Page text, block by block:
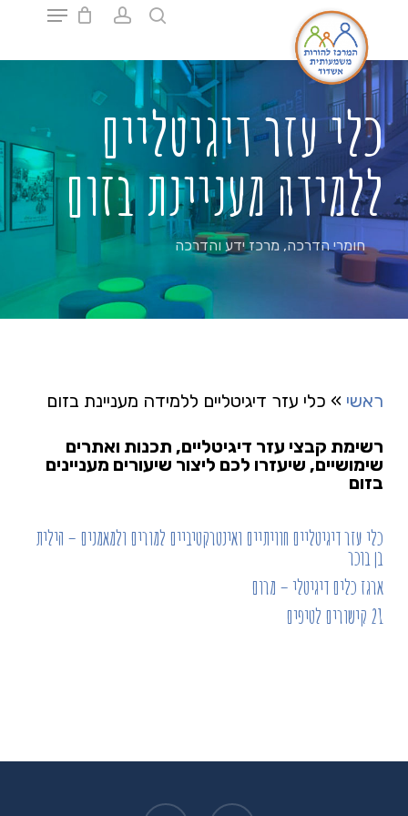
content
כלי עזר דיגיטליים
ללמידה מעניינת בזום
חומרי הדרכה, מרכז ידע והדרכה
ראשי » כלי עזר דיגיטליים ללמידה מעניינת בזום
רשימת קבצי עזר דיגיטליים, תכנות ואתרים
שימושיים, שיעזרו לכם ליצור שיעורים מעניינים
בזום
כלי עזר דיגיטליים חוויתיים ואינטרקטיביים למורים ולמאמנים – הילית
בן בוכר
ארגז כלים דיגיטלי – מרום
21 קישורים לטיפים
Close
Menu